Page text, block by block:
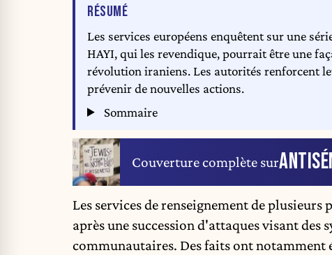
RÉSUMÉDE L'ARTICLE
Les services européens enquêtent sur une
HAYI, qui les revendique, pourrait être une
révolution iraniens. Les autorités renforcent
prévenir de nouvelles actions.
Sommaire
Couverture complète sur
Les services de renseignement de
après une succession d'attaques visant des
communautaires. Des faits ont notamment